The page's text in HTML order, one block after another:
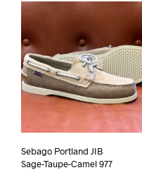
Sebago Portland JIB
Sage-Taupe-Camel 977